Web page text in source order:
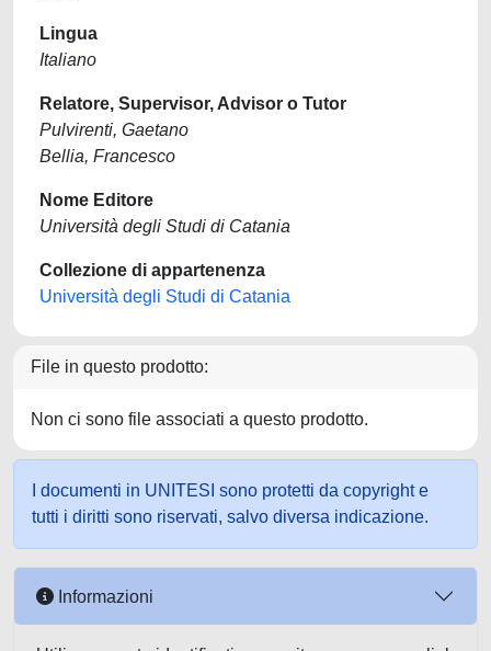
Lingua
Italiano
Relatore, Supervisor, Advisor o Tutor
Pulvirenti, Gaetano
Bellia, Francesco
Nome Editore
Università degli Studi di Catania
Collezione di appartenenza
Università degli Studi di Catania
File in questo prodotto:
Non ci sono file associati a questo prodotto.
I documenti in UNITESI sono protetti da copyright e
tutti i diritti sono riservati, salvo diversa indicazione.
Informazioni